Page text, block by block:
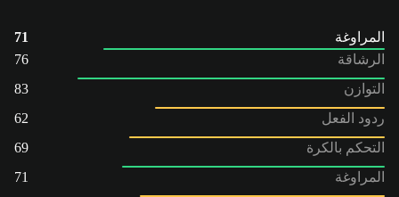
المراوغة
71
الرشاقة
76
التوازن
83
ردود الفعل
62
التحكم بالكرة
69
المراوغة
71